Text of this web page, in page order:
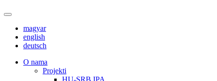
magyar
english
deutsch
О nama
Projekti
HU-SRB IPA